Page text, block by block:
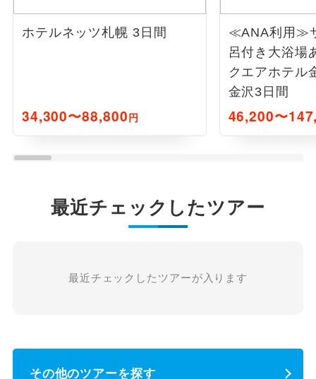
ホテルネッツ札幌 3日間
34,300〜88,800円
≪ANA利用≫
呂付き大浴
クエアホテ
金沢3日間
46,200〜
最近チェックしたツアー
最近チェックしたツアーが入ります
その他のツアーを探す